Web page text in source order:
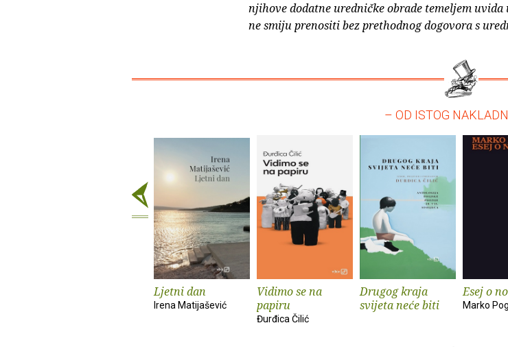
njihove dodatne uredničke obrade temeljem uvida
ne smiju prenositi bez prethodnog dogovora s
– OD ISTOG
Ljetni dan
Irena Matijašević
Vidimo se na
papiru
Đurđica Čilić
Drugog kraja
svijeta neće biti
Esej o
Marko